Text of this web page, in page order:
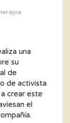
una
su
de
de activista
crear este
el